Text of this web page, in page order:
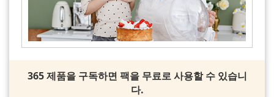
365 제품을 구독하면 팩을 무료로 사용할 수 있습니
다.